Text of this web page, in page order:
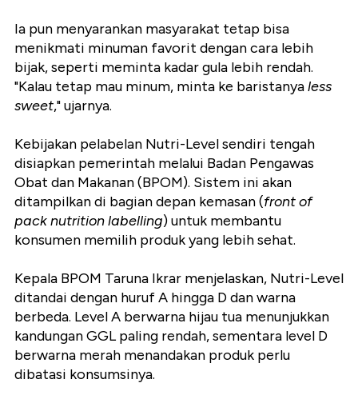
Ia pun menyarankan masyarakat tetap bisa
menikmati minuman favorit dengan cara lebih
bijak, seperti meminta kadar gula lebih rendah.
"Kalau tetap mau minum, minta ke baristanyaless
sweet," ujarnya.
Kebijakan pelabelan Nutri-Level sendiri tengah
disiapkan pemerintah melalui Badan Pengawas
Obat dan Makanan (BPOM). Sistem ini akan
ditampilkan di bagian depan kemasan (front of
pack nutrition labelling) untuk membantu
konsumen memilih produk yang lebih sehat.
Kepala BPOM Taruna Ikrar menjelaskan, Nutri-Level
ditandai dengan huruf A hingga D dan warna
berbeda. Level A berwarna hijau tua menunjukkan
kandungan GGL paling rendah, sementara level D
berwarna merah menandakan produk perlu
dibatasi konsumsinya.